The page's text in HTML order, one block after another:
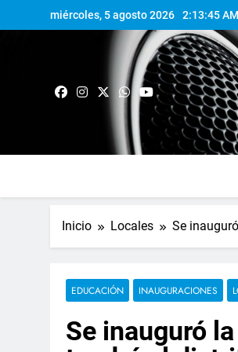
miércoles, 5 agosto 2026 2:13:46 AM
Inicio Locales Se
EDUCACIÓN INAUGURACIONES
Se inauguró